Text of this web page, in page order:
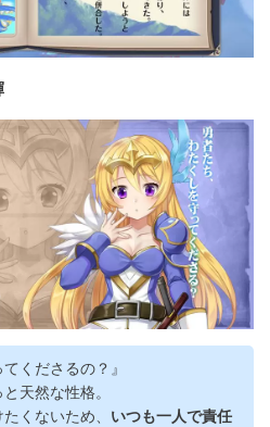
くださるの？』
天然な性格。
くないため、 いつも一人で責任